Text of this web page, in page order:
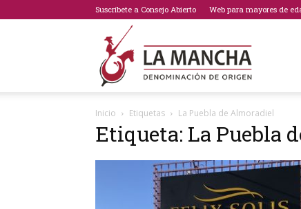
Suscríbete a Consejo Abierto Web para mayores de
de
La
Inicio Etiquetas La Puebla de Almoradiel
Etiqueta: La Puebla